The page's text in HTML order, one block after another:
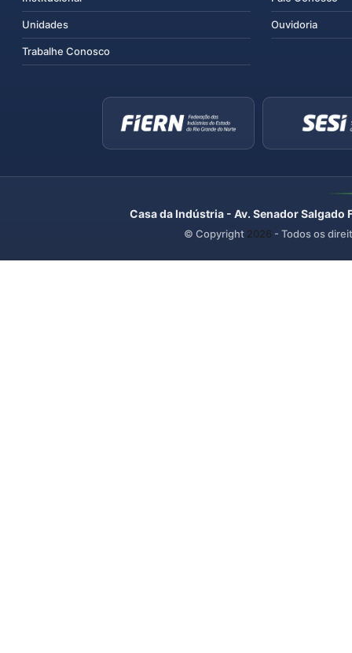
Unidades
Trabalhe Conosco
Ouvidoria
Casa da Indústria - Av. Senador
© Copyright 2026 - Todos os